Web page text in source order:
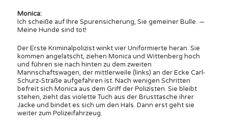
Monica:
Ich scheiße auf Ihre Spurensicherung, Sie gemeiner Bulle. —
Meine Hunde sind tot!
Der Erste Kriminalpolizist winkt vier Uniformierte heran. Sie
kommen angelatscht, ziehen Monica und Wittenberg hoch
und führen sie nach hinten zu dem zweiten
Mannschaftswagen, der mittlerweile (links) an der Ecke Carl-
Schurz-Straße aufgefahren ist. Nach wenigen Schritten
befreit sich Monica aus dem Griff der Polizisten. Sie bleibt
stehen, zieht das violette Tuch aus der Brusttasche ihrer
Jacke und bindet es sich um den Hals. Dann erst geht sie
weiter zum Polizeifahrzeug.